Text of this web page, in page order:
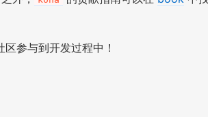
参与到开发过程中！